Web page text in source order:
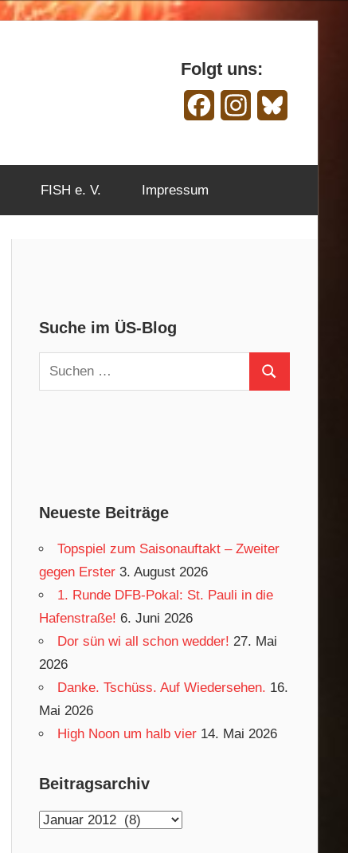
Folgt uns:
FacebookInstagram
FISH e. V. Impressum
Suche im ÜS-Blog
Suchen
nach:
Suchen
Neueste Beiträge
Topspiel zum Saisonauftakt – Zweiter
gegen Erster 3. August 2026
1. Runde DFB-Pokal: St. Pauli in die
Hafenstraße! 6. Juni 2026
Dor sün wi all schon wedder! 27. Mai
2026
Danke. Tschüss. Auf Wiedersehen. 16.
Mai 2026
High Noon um halb vier 14. Mai 2026
Beitragsarchiv
Beitragsarchiv